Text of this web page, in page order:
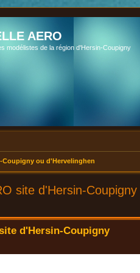
AERO
modélistes de la région d'Hersin-Coupigny
Coupigny ou d'Hervelinghen
site d'Hersin-Coupigny
d'Hersin-Coupigny